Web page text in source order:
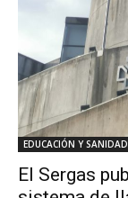
EDUCACIÓN Y SANIDAD
El Sergas